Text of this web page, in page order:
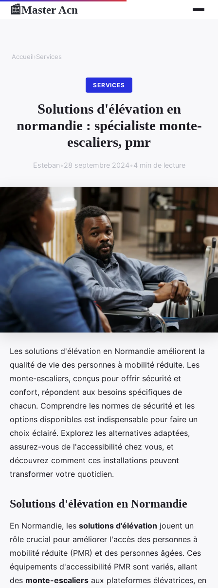
📰Master Acn
Accueil›Services
SERVICES
Solutions d'élévation en
normandie : spécialiste monte-
escaliers, pmr
Esteban•28 septembre 2024•4 min de lecture
Les solutions d'élévation en Normandie améliorent la
qualité de vie des personnes à mobilité réduite. Les
monte-escaliers, conçus pour offrir sécurité et
confort, répondent aux besoins spécifiques de
chacun. Comprendre les normes de sécurité et les
options disponibles est indispensable pour faire un
choix éclairé. Explorez les alternatives adaptées,
assurez-vous de l'accessibilité chez vous, et
découvrez comment ces installations peuvent
transformer votre quotidien.
Solutions d'élévation en Normandie
En Normandie, les solutions d'élévation jouent un
rôle crucial pour améliorer l'accès des personnes à
mobilité réduite (PMR) et des personnes âgées. Ces
équipements d'accessibilité PMR sont variés, allant
des monte-escaliers aux plateformes élévatrices, en